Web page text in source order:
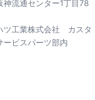
流通センター1丁目78
ツ工業株式会社 カスタ
ービスパーツ部内